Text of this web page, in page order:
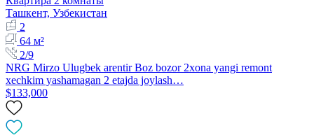
Ташкент, Узбекистан
2
64 м²
2/9
NRG Mirzo Ulugbek arentir Boz bozor 2xona yangi remont
xechkim yashamagan 2 etajda joylash…
$133,000